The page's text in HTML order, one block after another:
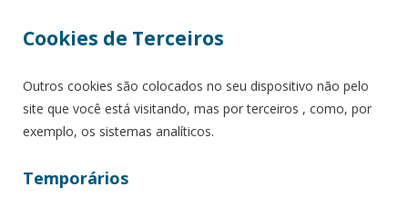
Cookies de Terceiros
Outros cookies são colocados no seu dispositivo não pelo
site que você está visitando, mas por terceiros , como, por
exemplo, os sistemas analíticos.
Temporários